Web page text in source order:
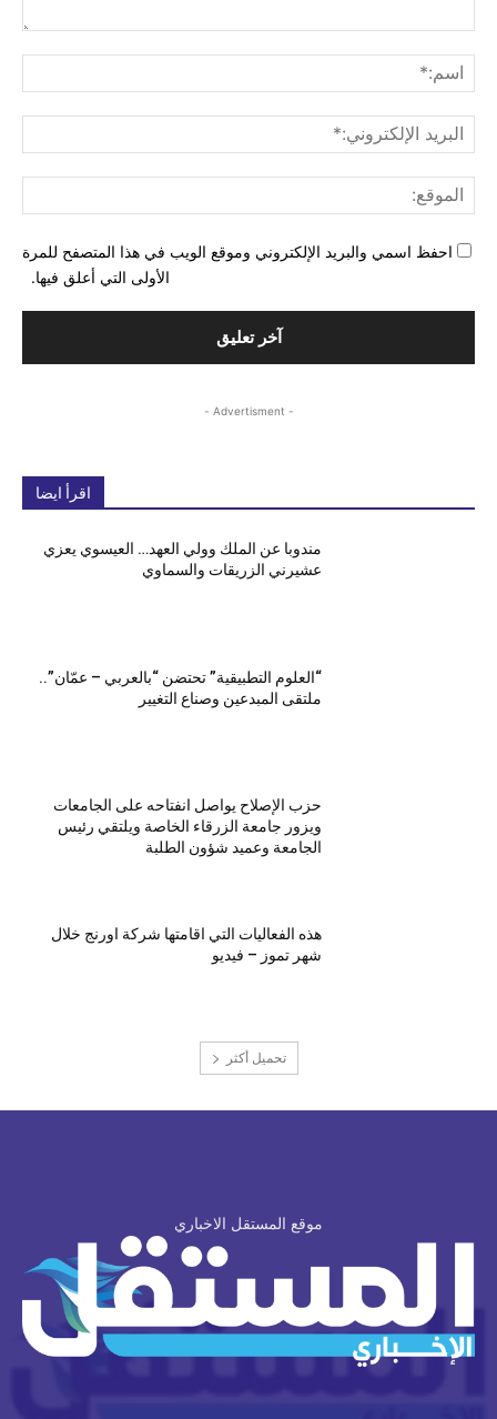
احفظ اسمي والبريد الإلكتروني وموقع الويب في هذا المتصفح للمرة
الأولى التي أعلق فيها.
- Advertisment -
اقرأ ايضا
مندوبا عن الملك وولي العهد… العيسوي يعزي
عشيرني الزريقات والسماوي
“العلوم التطبيقية” تحتضن “بالعربي – عمّان”..
ملتقى المبدعين وصناع التغيير
حزب الإصلاح يواصل انفتاحه على الجامعات
ويزور جامعة الزرقاء الخاصة ويلتقي رئيس
الجامعة وعميد شؤون الطلبة
هذه الفعاليات التي اقامتها شركة اورنج خلال
شهر تموز – فيديو
تحميل أكثر
موقع المستقل الاخباري